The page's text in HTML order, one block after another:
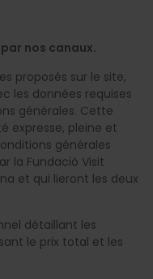
nos canaux.
proposés sur le site,
les données requises
générales. Cette
expresse, pleine et
générales
la Fundació Visit
et qui lieront les deux
détaillant les
le prix total et les